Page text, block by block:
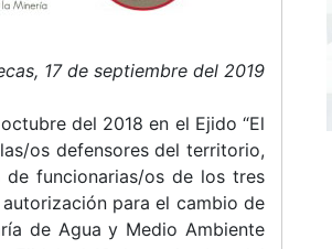
17 de septiembre del 2019
del 2018 en el Ejido “El
os defensores del territorio,
funcionarias/os de los tres
para el cambio de
de Agua y Medio Ambiente